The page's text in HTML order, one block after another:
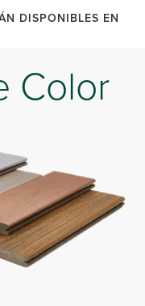
DISPONIBLES EN
Color